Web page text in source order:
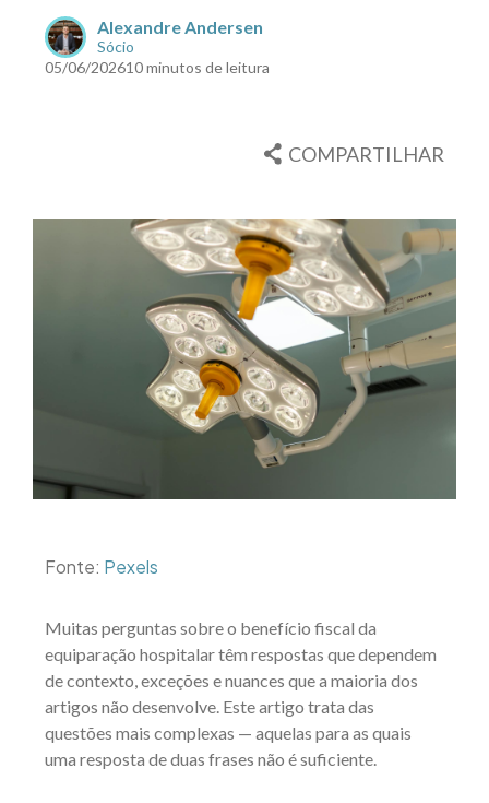
Alexandre Andersen
Sócio
05/06/202610 minutos de leitura
COMPARTILHAR
Fonte: Pexels
Muitas perguntas sobre o benefício fiscal da
equiparação hospitalar têm respostas que dependem
de contexto, exceções e nuances que a maioria dos
artigos não desenvolve. Este artigo trata das
questões mais complexas — aquelas para as quais
uma resposta de duas frases não é suficiente.